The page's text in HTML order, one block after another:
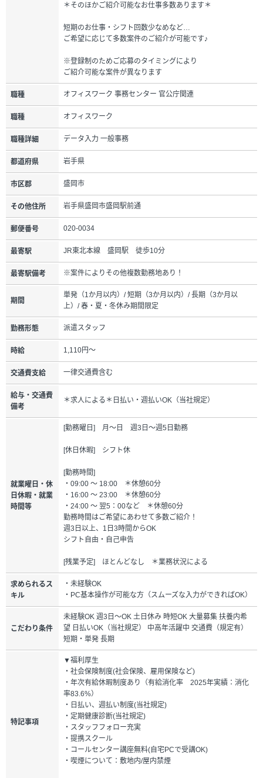
＊そのほかご紹介可能なお仕事多数あります＊
短期のお仕事・シフト回数少なめなど…
ご希望に応じて多数案件のご紹介が可能です♪
※登録制のためご応募のタイミングにより
ご紹介可能な案件が異なります
職種 オフィスワーク 事務センター 官公庁関連
職種 オフィスワーク
職種詳細 データ入力 一般事務
都道府県 岩手県
市区郡 盛岡市
その他住所 岩手県盛岡市盛岡駅前通
郵便番号 020-0034
最寄駅 JR東北本線 盛岡駅 徒歩10分
最寄駅備考 ※案件によりその他複数勤務地あり！
期間
単発（1か月以内）/ 短期（3か月以内）/ 長期（3か月以
上）/ 春・夏・冬休み期間限定
勤務形態 派遣スタッフ
時給 1,110円～
交通費支給 一律交通費含む
給与・交通費
備考
＊求人による＊日払い・週払いOK（当社規定）
就業曜日・休
日休暇・就業
時間等
[勤務曜日] 月～日 週3日～週5日勤務
[休日休暇] シフト休
[勤務時間]
・09:00 ～ 18:00 ＊休憩60分
・16:00 ～ 23:00 ＊休憩60分
・24:00 ～ 翌5：00など ＊休憩60分
勤務時間はご希望にあわせて多数ご紹介！
週3日以上、1日3時間からOK
シフト自由・自己申告
[残業予定] ほとんどなし ＊業務状況による
求められるス
キル
・未経験OK
・PC基本操作が可能な方（スムーズな入力ができればOK）
こだわり条件
未経験OK 週3日～OK 土日休み 時短OK 大量募集 扶養内希
望 日払いOK（当社規定） 中高年活躍中 交通費（規定有）
短期・単発 長期
特記事項
▼福利厚生
・社会保険制度(社会保険、雇用保険など)
・年次有給休暇制度あり（有給消化率 2025年実績：消化
率83.6%）
・日払い、週払い制度(当社規定)
・定期健康診断(当社規定)
・スタッフフォロー充実
・提携スクール
・コールセンター講座無料(自宅PCで受講OK)
・喫煙について：敷地内/屋内禁煙